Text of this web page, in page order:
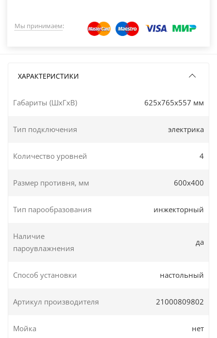
Мы принимаем:
ХАРАКТЕРИСТИКИ
Габариты (ШxГxВ) 625x765x557 мм
Тип подключения электрика
Количество уровней 4
Размер противня, мм 600х400
Тип парообразования инжекторный
Наличие
пароувлажнения
да
Способ установки настольный
Артикул производителя 21000809802
Мойка нет